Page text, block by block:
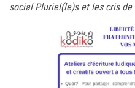
social Pluriel(le)s et les cris de